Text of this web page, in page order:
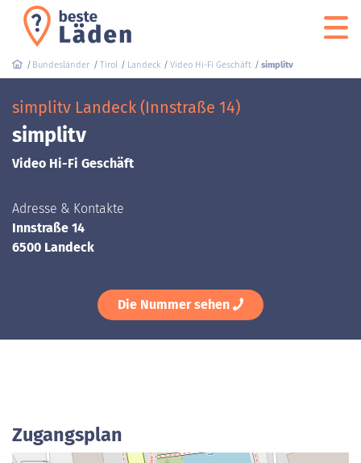
Bundesländer Tirol Landeck Video Hi-Fi Geschäft simplitv
simplitv Landeck (Innstraße 14)
simplitv
Video Hi-Fi Geschäft
Adresse & Kontakte
Innstraße 14
6500 Landeck
Die Nummer sehen
Zugangsplan